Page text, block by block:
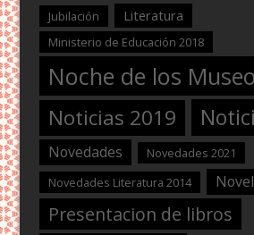
Jubilación
Literatura
Ministerio de Educación 2018
Noche de los
Noticias 2019
Novedades
Novedades 2021
Novedades Literatura 2014
Presentacion de libros